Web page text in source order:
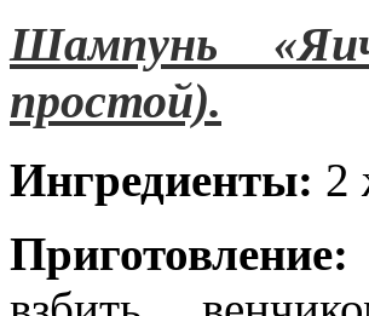
Шампунь
простой).
Ингредиенты: 2
Приготовление: